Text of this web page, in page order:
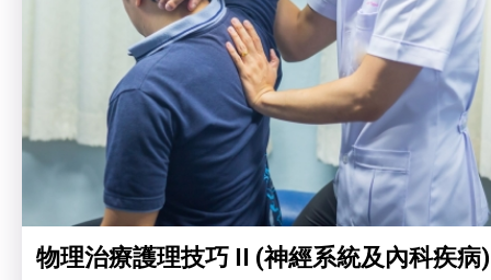
物理治療護理技巧 II (神經系統及內科疾病)